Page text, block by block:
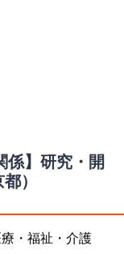
係】研究・開
）
・福祉・介護